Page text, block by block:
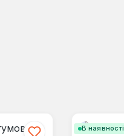
В наявності